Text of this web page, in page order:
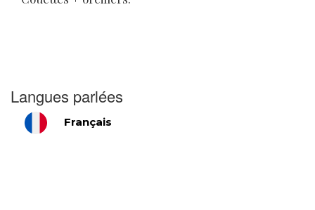
Langues parlées
Français